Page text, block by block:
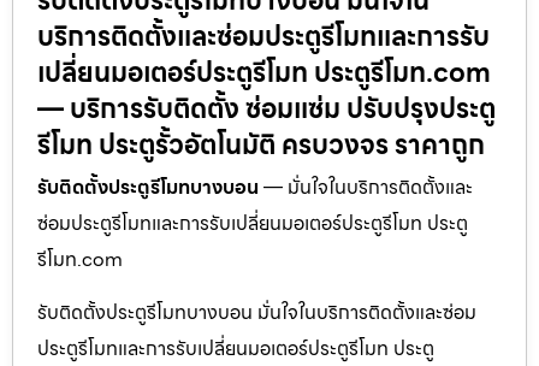
บริการติดตั้งและซ่อมประตูรีโมทและการรับ
เปลี่ยนมอเตอร์ประตูรีโมท ประตูรีโมท.com
— บริการรับติดตั้ง ซ่อมแซ่ม ปรับปรุงประตู
รีโมท ประตูรั้วอัตโนมัติ ครบวงจร ราคาถูก
รับติดตั้งประตูรีโมทบางบอน — มั่นใจในบริการติดตั้งและ
ซ่อมประตูรีโมทและการรับเปลี่ยนมอเตอร์ประตูรีโมท ประตู
รีโมท.com
รับติดตั้งประตูรีโมทบางบอน มั่นใจในบริการติดตั้งและซ่อม
ประตูรีโมทและการรับเปลี่ยนมอเตอร์ประตูรีโมท ประตู